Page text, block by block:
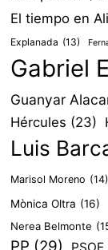
El tiempo en
Explanada (13)
Gabriel
Guanyar
Hércules (23)
Luis
Marisol Moreno (14)
Mònica Oltra (16)
Nerea Belmonte
PP (29) PSOE